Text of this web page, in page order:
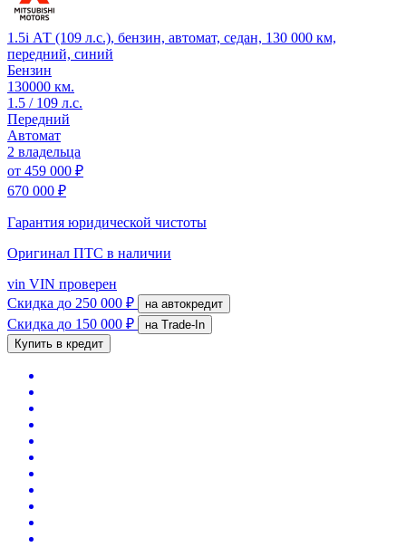
1.5i АТ (109 л.с.), бензин, автомат, седан, 130 000 км,
передний, синий
Бензин
130000 км.
1.5 / 109 л.с.
Передний
Автомат
2 владельца
от 459 000 ₽
670 000 ₽
Гарантия юридической чистоты
Оригинал ПТС в наличии
vin VIN проверен
Скидка до 250 000 ₽ на автокредит
Скидка до 150 000 ₽
на Trade-In
Купить в кредит